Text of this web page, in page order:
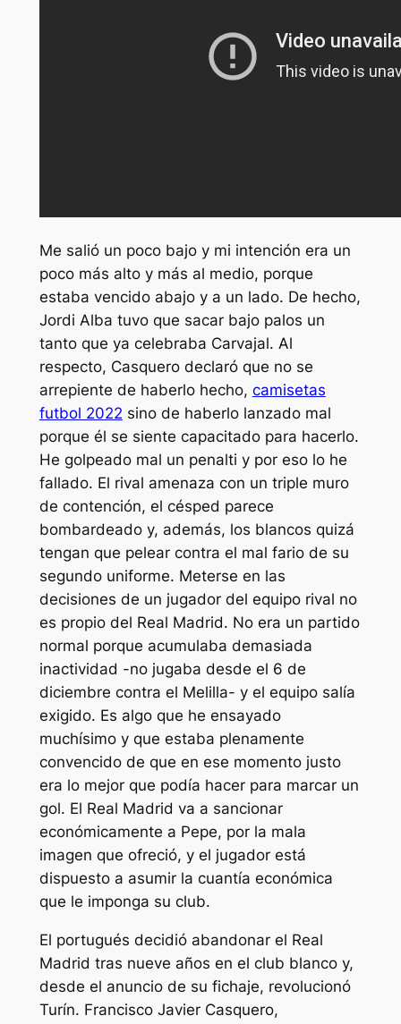
Me salió un poco bajo y mi intención era un
poco más alto y más al medio, porque
estaba vencido abajo y a un lado. De hecho,
Jordi Alba tuvo que sacar bajo palos un
tanto que ya celebraba Carvajal. Al
respecto, Casquero declaró que no se
arrepiente de haberlo hecho, camisetas
futbol 2022 sino de haberlo lanzado mal
porque él se siente capacitado para hacerlo.
He golpeado mal un penalti y por eso lo he
fallado. El rival amenaza con un triple muro
de contención, el césped parece
bombardeado y, además, los blancos quizá
tengan que pelear contra el mal fario de su
segundo uniforme. Meterse en las
decisiones de un jugador del equipo rival no
es propio del Real Madrid. No era un partido
normal porque acumulaba demasiada
inactividad -no jugaba desde el 6 de
diciembre contra el Melilla- y el equipo salía
exigido. Es algo que he ensayado
muchísimo y que estaba plenamente
convencido de que en ese momento justo
era lo mejor que podía hacer para marcar un
gol. El Real Madrid va a sancionar
económicamente a Pepe, por la mala
imagen que ofreció, y el jugador está
dispuesto a asumir la cuantía económica
que le imponga su club.
El portugués decidió abandonar el Real
Madrid tras nueve años en el club blanco y,
desde el anuncio de su fichaje, revolucionó
Turín. Francisco Javier Casquero,